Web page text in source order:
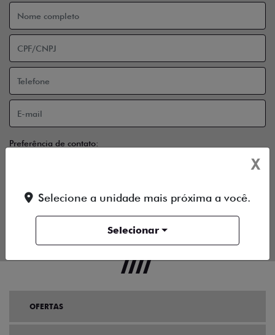
Preferência de contato:
comunicações da concessionária.
OFERTAS
X
Selecione a unidade mais próxima a você.
Selecionar